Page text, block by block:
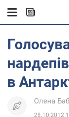
в
Олена
28.10.2012